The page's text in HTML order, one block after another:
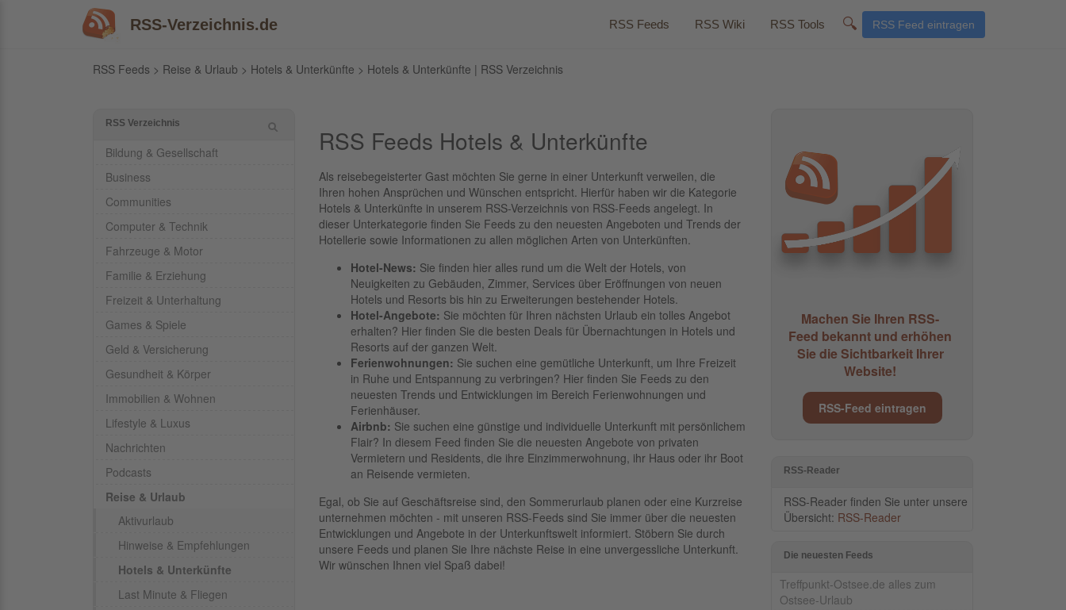
RSS-Verzeichnis.de RSS Feeds RSS Wiki RSS Tools 🔍 RSS Feed eintragen
RSS Feeds > Reise & Urlaub > Hotels & Unterkünfte > Hotels & Unterkünfte | RSS Verzeichnis
RSS Verzeichnis
Bildung & Gesellschaft
Business
Communities
Computer & Technik
Fahrzeuge & Motor
Familie & Erziehung
Freizeit & Unterhaltung
Games & Spiele
Geld & Versicherung
Gesundheit & Körper
Immobilien & Wohnen
Lifestyle & Luxus
Nachrichten
Podcasts
Reise & Urlaub
Aktivurlaub
Hinweise & Empfehlungen
Hotels & Unterkünfte
Last Minute & Fliegen
RSS Feeds Hotels & Unterkünfte
Als reisebegeisterter Gast möchten Sie gerne in einer Unterkunft verweilen, die
Ihren hohen Ansprüchen und Wünschen entspricht. Hierfür haben wir die Kategorie
Hotels & Unterkünfte in unserem RSS-Verzeichnis von RSS-Feeds angelegt. In
dieser Unterkategorie finden Sie Feeds zu den neuesten Angeboten und Trends der
Hotellerie sowie Informationen zu allen möglichen Arten von Unterkünften.
Hotel-News: Sie finden hier alles rund um die Welt der Hotels, von
Neuigkeiten zu Gebäuden, Zimmer, Services über Eröffnungen von neuen
Hotels und Resorts bis hin zu Erweiterungen bestehender Hotels.
Hotel-Angebote: Sie möchten für Ihren nächsten Urlaub ein tolles Angebot
erhalten? Hier finden Sie die besten Deals für Übernachtungen in Hotels und
Resorts auf der ganzen Welt.
Ferienwohnungen: Sie suchen eine gemütliche Unterkunft, um Ihre Freizeit
in Ruhe und Entspannung zu verbringen? Hier finden Sie Feeds zu den
neuesten Trends und Entwicklungen im Bereich Ferienwohnungen und
Ferienhäuser.
Airbnb: Sie suchen eine günstige und individuelle Unterkunft mit persönlichem
Flair? In diesem Feed finden Sie die neuesten Angebote von privaten
Vermietern und Residents, die ihre Einzimmerwohnung, ihr Haus oder ihr Boot
an Reisende vermieten.
Egal, ob Sie auf Geschäftsreise sind, den Sommerurlaub planen oder eine Kurzreise
unternehmen möchten - mit unseren RSS-Feeds sind Sie immer über die neuesten
Entwicklungen und Angebote in der Unterkunftswelt informiert. Stöbern Sie durch
unsere Feeds und planen Sie Ihre nächste Reise in eine unvergessliche Unterkunft.
Wir wünschen Ihnen viel Spaß dabei!
Machen Sie Ihren RSS-
Feed bekannt und erhöhen
Sie die Sichtbarkeit Ihrer
Website!
RSS-Feed eintragen
RSS-Reader
RSS-Reader finden Sie unter unsere
Übersicht: RSS-Reader
Die neuesten Feeds
Treffpunkt-Ostsee.de alles zum
Ostsee-Urlaub